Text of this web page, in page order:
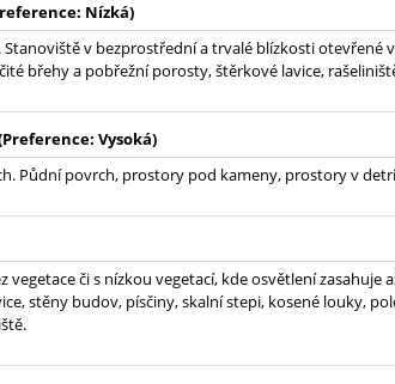
Nízká)
Stanoviště v bezprostřední a trvalé blízkosti otevřené
břehy a pobřežní porosty, štěrkové lavice,
Vysoká)
Půdní povrch, prostory pod kameny, prostory v
vegetace či s nízkou vegetací, kde osvětlení
stěny budov, písčiny, skalní stepi, kosené louky,